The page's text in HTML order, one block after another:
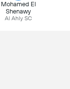
Mohamed El
Shenawy
Al Ahly SC